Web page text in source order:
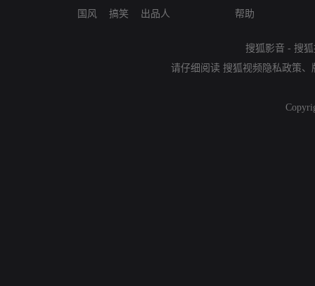
国风
搞笑
出品人
帮助
搜狐影音 - 搜
请仔细阅读 搜狐视频隐私政策、